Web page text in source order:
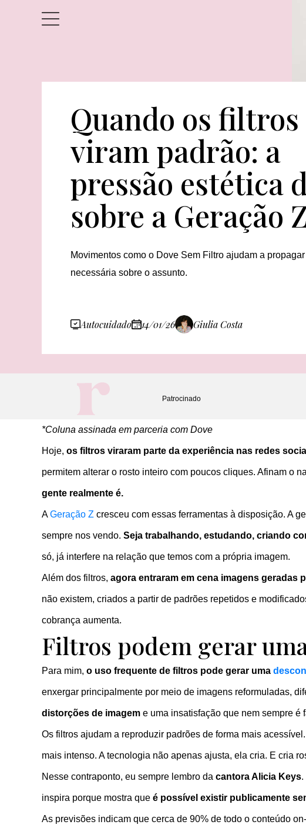
Quando os filtros
viram padrão: a
pressão estética
sobre a Geração
Movimentos como o Dove Sem Filtro ajudam a
necessária sobre o assunto.
Autocuidado 14/01/26 Giulia Costa
Patrocinado
*Coluna assinada em parceria com Dove
Hoje, os filtros viraram parte da experiência nas redes
permitem alterar o rosto inteiro com poucos cliques. Afinam o
gente realmente é.
AGeração Z cresceu com essas ferramentas à disposição. A
sempre nos vendo. Seja trabalhando, estudando, criando
só, já interfere na relação que temos com a própria imagem.
Além dos filtros, agora entraram em cena imagens geradas
não existem, criados a partir de padrões repetidos e
cobrança aumenta.
Filtros podem gerar
Para mim, o uso frequente de filtros pode gerar uma
enxergar principalmente por meio de imagens reformuladas,
distorções de imagem e uma insatisfação que nem sempre é
Os filtros ajudam a reproduzir padrões de forma mais
mais intenso. A tecnologia não apenas ajusta, ela cria. E cria
Nesse contraponto, eu sempre lembro da cantora Alicia Keys.
inspira porque mostra que é possível existir publicamente
As previsões indicam que cerca de 90% de todo o conteúdo